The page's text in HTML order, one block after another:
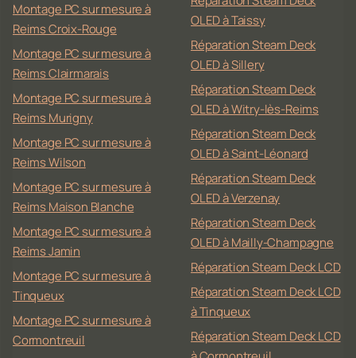
Montage PC sur mesure à
Reims Croix-Rouge
Montage PC sur mesure à
Reims Clairmarais
Montage PC sur mesure à
Reims Murigny
Montage PC sur mesure à
Reims Wilson
Montage PC sur mesure à
Reims Maison Blanche
Montage PC sur mesure à
Reims Jamin
Montage PC sur mesure à
Tinqueux
Montage PC sur mesure à
Cormontreuil
OLED à Taissy
Réparation Steam Deck
OLED à Sillery
Réparation Steam Deck
OLED à Witry-lès-Reims
Réparation Steam Deck
OLED à Saint-Léonard
Réparation Steam Deck
OLED à Verzenay
Réparation Steam Deck
OLED à Mailly-Champagne
Réparation Steam Deck LCD
Réparation Steam Deck LCD
à Tinqueux
Réparation Steam Deck LCD